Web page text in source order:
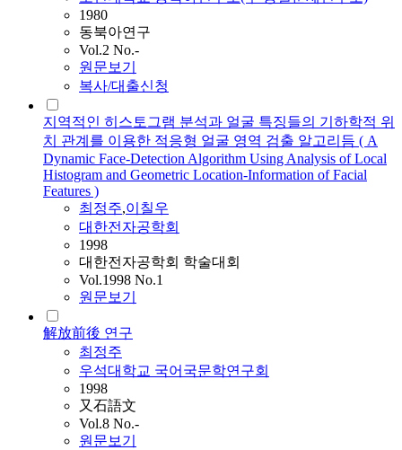
1980
동북아연구
Vol.2 No.-
원문보기
복사/대출신청
지역적인 히스토그램 분석과 얼굴 특징들의 기하학적 위
치 관계를 이용한 적응형 얼굴 영역 검출 알고리듬 ( A
Dynamic Face-Detection Algorithm Using Analysis of Local
Histogram and Geometric Location-Information of Facial
Features )
최정주,이칠우
대한전자공학회
1998
대한전자공학회 학술대회
Vol.1998 No.1
원문보기
解放前後 연구
최정주
우석대학교 국어국문학연구회
1998
又石語文
Vol.8 No.-
원문보기